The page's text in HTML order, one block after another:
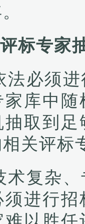
标专家
法必须
家库中
抽取到
关评标
术复杂
进行